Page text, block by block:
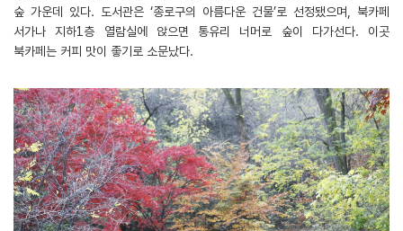
숲 가운데 있다. 도서관은 ‘종로구의 아름다운 건물’로 선정됐으며, 북카페
서가나 지하1층 열람실에 앉으면 통유리 너머로 숲이 다가선다. 이곳
북카페는 커피 맛이 좋기로 소문났다.